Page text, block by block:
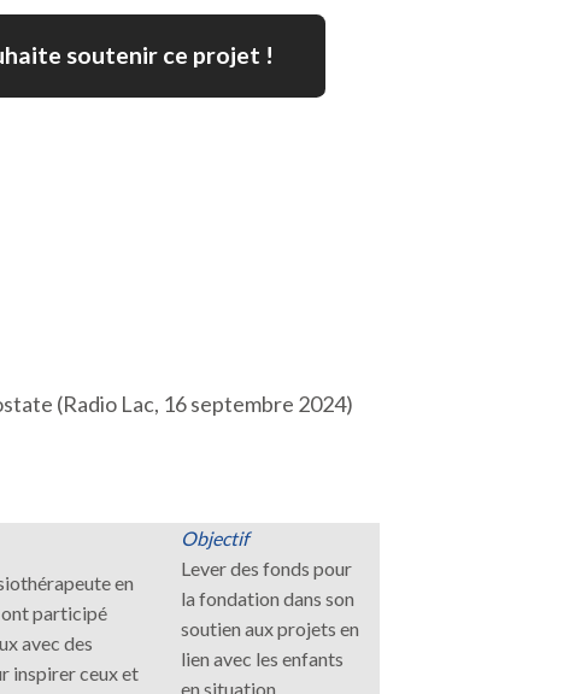
soutenir ce projet !
(Radio Lac, 16 septembre 2024)
Objectif
en
participé
avec des
inspirer ceux et
Lever des fonds pour
la fondation dans son
soutien aux projets en
lien avec les enfants
en situation